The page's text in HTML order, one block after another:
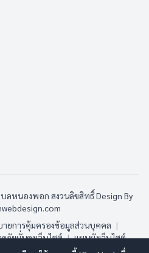
ลหนองพอก สงวนลิขสิทธิ์Design By
ายการคุ้มครองข้อมูลส่วนบุคคล |
ภัยมั่นคงเว็บไซต์ | แผนผังเว็บไซต์